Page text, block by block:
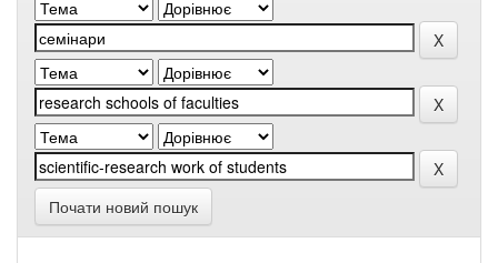
Почати новий пошук